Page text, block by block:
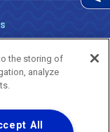
the storing of
analyze
All